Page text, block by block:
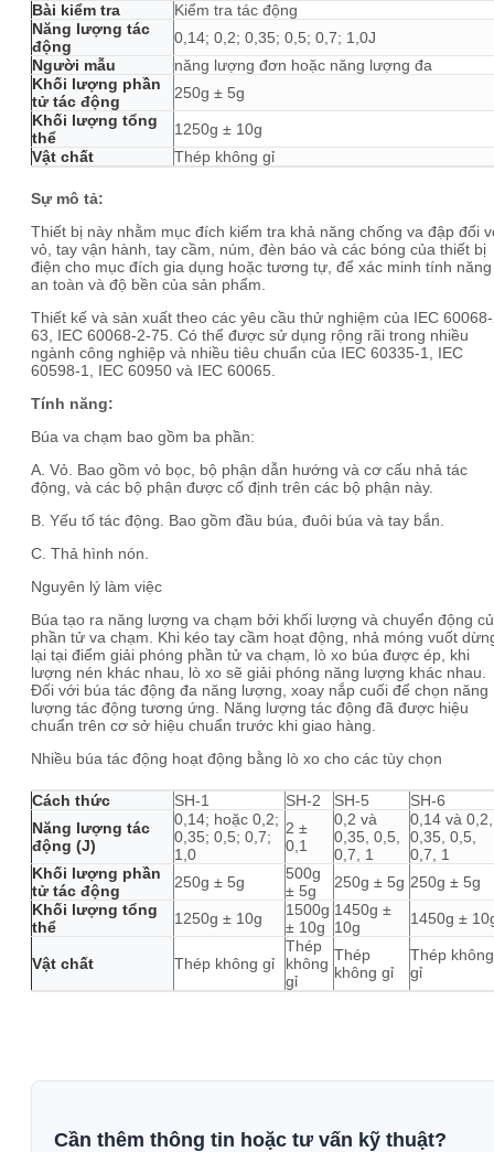
Bài kiểm tra
Kiểm tra tác động
Năng lượng tác
động
0,14; 0,2; 0,35; 0,5; 0,7; 1,0J
Người mẫu
năng lượng đơn hoặc năng lượng đa
Khối lượng phần
tử tác động
250g ± 5g
Khối lượng tổng
thể
1250g ± 10g
Vật chất
Thép không gỉ
Sự mô tả:
Thiết bị này nhằm mục đích kiểm tra khả năng chống va đập đối
vỏ, tay vận hành, tay cầm, núm, đèn báo và các bóng của thiết bị
điện cho mục đích gia dụng hoặc tương tự, để xác minh tính năng
an toàn và độ bền của sản phẩm.
Thiết kế và sản xuất theo các yêu cầu thử nghiệm của IEC
63, IEC 60068-2-75. Có thể được sử dụng rộng rãi trong nhiều
ngành công nghiệp và nhiều tiêu chuẩn của IEC 60335-1, IEC
60598-1, IEC 60950 và IEC 60065.
Tính năng:
Búa va chạm bao gồm ba phần:
A. Vỏ. Bao gồm vỏ bọc, bộ phận dẫn hướng và cơ cấu nhả tác
động, và các bộ phận được cố định trên các bộ phận này.
B. Yếu tố tác động. Bao gồm đầu búa, đuôi búa và tay bắn.
C. Thả hình nón.
Nguyên lý làm việc
Búa tạo ra năng lượng va chạm bởi khối lượng và chuyển động
phần tử va chạm. Khi kéo tay cầm hoạt động, nhả móng vuốt
lại tại điểm giải phóng phần tử va chạm, lò xo búa được ép, khi
lượng nén khác nhau, lò xo sẽ giải phóng năng lượng khác nhau.
Đối với búa tác động đa năng lượng, xoay nắp cuối để chọn năng
lượng tác động tương ứng. Năng lượng tác động đã được hiệu
chuẩn trên cơ sở hiệu chuẩn trước khi giao hàng.
Nhiều búa tác động hoạt động bằng lò xo cho các tùy chọn
Cách thức SH-1 SH-2 SH-5
SH-6
Năng lượng tác
động (J)
0,14; hoặc 0,2;
0,35; 0,5; 0,7;
1,0
2 ±
0,1
0,2 và
0,35, 0,5,
0,7, 1
0,14 và 0,2,
0,35, 0,5,
0,7, 1
Khối lượng phần
tử tác động
250g ± 5g
500g
± 5g
250g ± 5g 250g ± 5g
Khối lượng tổng
thể
1250g ± 10g
1500g
± 10g
1450g ±
10g
1450g ±
Vật chất Thép không gỉ
Thép
không
gỉ
Thép
không gỉ
Thép không
gỉ
Cần thêm thông tin hoặc tư vấn kỹ thuật?